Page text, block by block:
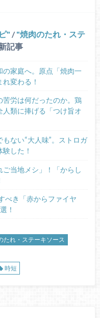
/ 焼肉のたれ・ステ
記事
の家庭へ。原点「焼肉一
変わる！
苦労は何だったのか。鶏
人類に捧げる「つけ旨オ
ない“大人味”。ストロガ
した！
当地メシ」！「からし
べき「赤からファイヤ
！
たれ・ステーキソース
時短